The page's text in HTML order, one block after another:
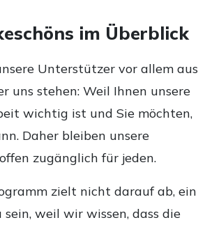
im Überblick
Unterstützer vor allem aus
uns stehen: Weil Ihnen unsere
wichtig ist und Sie möchten,
Daher bleiben unsere
zugänglich für jeden.
zielt nicht darauf ab, ein
sein, weil wir wissen, dass die